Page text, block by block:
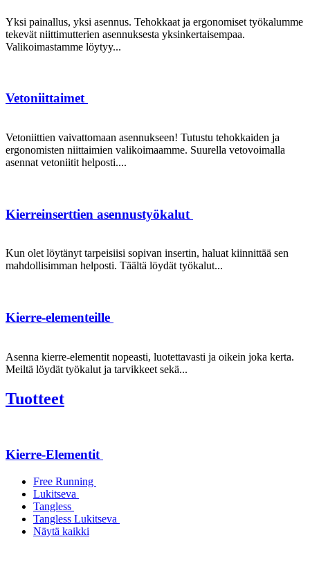
Yksi painallus, yksi asennus. Tehokkaat ja ergonomiset työkalumme
tekevät niittimutterien asennuksesta yksinkertaisempaa.
Valikoimastamme löytyy...
Vetoniittaimet
Vetoniittien vaivattomaan asennukseen! Tutustu tehokkaiden ja
ergonomisten niittaimien valikoimaamme. Suurella vetovoimalla
asennat vetoniitit helposti....
Kierreinserttien asennustyökalut
Kun olet löytänyt tarpeisiisi sopivan insertin, haluat kiinnittää sen
mahdollisimman helposti. Täältä löydät työkalut...
Kierre-elementeille
Asenna kierre-elementit nopeasti, luotettavasti ja oikein joka kerta.
Meiltä löydät työkalut ja tarvikkeet sekä...
Tuotteet
Kierre-Elementit
Free Running
Lukitseva
Tangless
Tangless Lukitseva
Näytä kaikki